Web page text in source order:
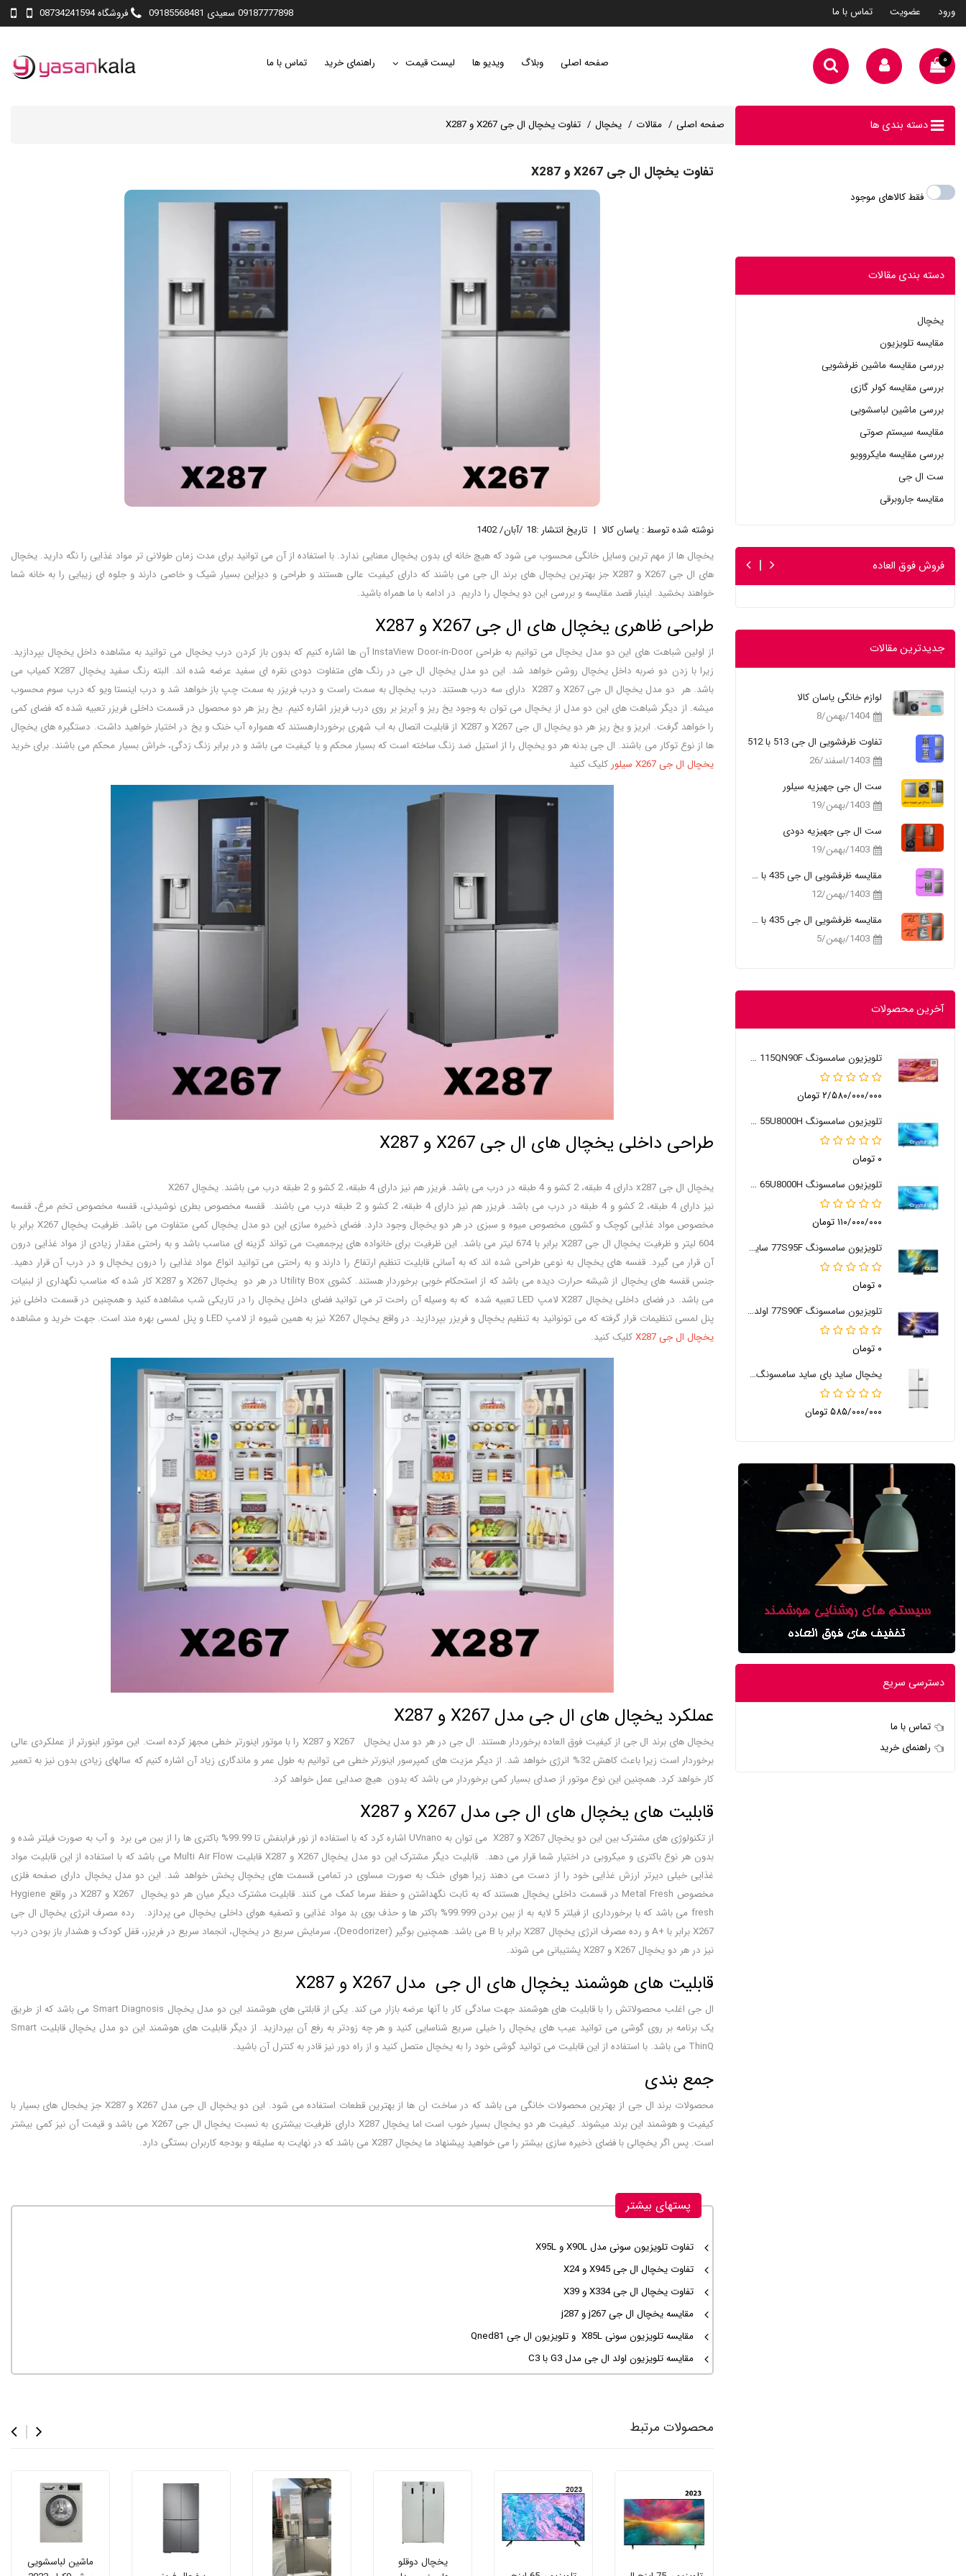
ورود عضویت تماس با ما 09187777898 سعیدی 09185568481 فروشگاه 08734241594
۰ صفحه اصلی وبلاگ ویدیو ها لیست قیمت راهنمای خرید تماس با ما
صفحه اصلی مقالات یخچال تفاوت یخچال ال جی X267 و X287
تفاوت یخچال ال جی X267 و X287
نوشته شده توسط : یاسان کالا
تاریخ انتشار :18 /آبان/ 1402
یخچال ها از مهم ترین وسایل خانگی محسوب می شود که هیچ خانه ای بدون یخچال معنایی ندارد. با استفاده از آن می توانید برای مدت زمان طولانی تر مواد غذایی را نگه دارید. یخچال
های ال جی X267 و X287 جز بهترین یخچال های برند ال جی می باشند که دارای کیفیت عالی هستند و طراحی و دیزاین بسیار شیک و خاصی دارند و جلوه ای زیبایی را به خانه شما
خواهند بخشید. اینبار قصد مقایسه و بررسی این دو یخچال را داریم. در ادامه با ما همراه باشید.
طراحی ظاهری یخچال های ال جی X267 و X287
از اولین شباهت های این دو مدل یخچال می توانیم به طراحی InstaView Door-in-Door آن ها اشاره کنیم که بدون باز کردن درب یخچال می توانید به مشاهده داخل یخچال بپردازید.
زیرا با زدن دو ضربه داخل یخچال روشن خواهد شد. این دو مدل یخچال ال جی در رنگ های متفاوت دودی نقره ای سفید عرضه شده اند. البته رنگ سفید یخچال X287 کمیاب می
باشد. هر دو مدل یخچال ال جی X267 و X287 دارای سه درب هستند. درب یخچال به سمت راست و درب فریزر به سمت چپ باز خواهد شد و درب اینستا ویو که درب سوم محسوب
میشه. از دیگر شباهت های این دو مدل از یخچال می توان به وجود یخ ریز و آبریز بر روی درب فریزر اشاره کنیم. یخ ریز هر دو محصول در قسمت داخلی فریزر تعبیه شده که فضای کمی
را خواهد گرفت. ابریز و یخ ریز هر دو یخچال ال جی X267 و X287 از قابلیت اتصال به اب شهری برخوردارهستند که همواره آب خنک و یخ در اختیار خواهید داشت. دستگیره های یخچال
ها از نوع توکار می باشند. ال جی بدنه هر دو یخچال را از استیل ضد زنگ ساخته است که بسیار محکم و با کیفیت می باشد و در برابر زنگ زدگی، خراش بسیار محکم می باشند. برای خرید
یخچال ال جی X267 سیلور
کلیک کنید
طراحی داخلی یخچال های ال جی X267 و X287
یخچال ال جی x287 دارای 4 طبقه، 2 کشو و 4 طبقه در درب می باشد. فریزر هم نیز دارای 4 طبقه، 2 کشو و 2 طبقه درب می باشند. یخچال X267
نیز دارای 4 طبقه، 2 کشو و 4 طبقه در درب می باشد. فریزر هم نیز دارای 4 طبقه، 2 کشو و 2 طبقه درب می باشند. قفسه مخصوص بطری نوشیدنی، قفسه مخصوص تخم مرغ، قفسه
مخصوص مواد غذایی کوچک و کشوی مخصوص میوه و سبزی در هر دو یخچال وجود دارد. فضای ذخیره سازی این دو مدل یخچال کمی متفاوت می باشد. ظرفیت یخچال X267 برابر با
604 لیتر و ظرفیت یخچال ال جی X287 برابر با 674 لیتر می باشد. این ظرفیت برای خانواده های پرجمعیت می تواند گزینه ای مناسب باشد و به راحتی مقدار زیادی از مواد غذایی درون
آن قرار می گیرد. قفسه های یخچال به نوعی طراحی شده اند که به آسانی قابلیت تنظیم ارتفاع را دارند و به راحتی می توانید انواع مواد غذایی را درون یخچال و در درب آن قرار دهید.
جنس قفسه های یخچال از شیشه حرارت دیده می باشد که از استحکام خوبی برخوردار هستند. کشوی Utility Box در هر دو یخچال X267 و X287 کار شده که مناسب نگهداری از لبنیات
می باشد. در فضای داخلی یخچال X287 لامپ LED تعبیه شده که به وسیله آن راحت تر می توانید فضای داخل یخچال را در تاریکی شب مشاهده کنید و همچنین در قسمت داخلی نیز
پنل لمسی تنظیمات قرار گرفته که می تونوانید به تنظیم یخچال و فریزر بپردازید. در واقع یخچال X267 نیز به همین شیوه از لامپ LED و پنل لمسی بهره مند است. جهت خرید و مشاهده
یخچال ال جی X287
کلیک کنید.
عملکرد یخچال های ال جی مدل X267 و X287
یخچال های برند ال جی از کیفیت فوق العاده برخوردار هستند. ال جی در هر دو مدل یخچال X267 و X287 را با موتور اینورتر خطی مجهز کرده است. این موتور ابنورتر از عملکردی عالی
برخوردار است زیرا باعث کاهش 32% انرژی خواهد شد. از دیگر مزیت های کمپرسور اینورتر خطی می توانیم به طول عمر و ماندگاری زیاد آن اشاره کنیم که سالهای زیادی بدون نیز به تعمیر
کار خواهد کرد. همچنین این نوع موتور از صدای بسیار کمی برخوردار می باشد که بدون هیچ صدایی عمل خواهد کرد.
قابلیت های یخچال های ال جی مدل X267 و X287
از تکنولوژی های مشترک بین این دو یخچال X267 و X287 می توان به UVnano اشاره کرد که با استفاده از نور فرابنفش تا 99.99% باکتری ها را از بین می برد و آب به صورت فیلتر شده و
بدون هر نوع باکتری و میکروبی در اختیار شما قرار می دهد. قابلیت دیگر مشترک این دو مدل یخچال X267 و X287 قابلیت Multi Air Flow می باشد که با استفاده از این قابلیت مواد
غذایی خیلی دیرتر ارزش غذایی خود را از دست می دهند زیرا هوای خنک به صورت مساوی در تمامی قسمت های یخچال پخش خواهد شد. این دو مدل یخچال دارای صفحه فلزی
مخصوص Metal Fresh در قسمت داخلی یخچال هستند که به ثابت نگهداشتن و حفظ سرما کمک می کنند. قابلیت مشترک دیگر میان هر دو یخچال X267 و X287 در واقع Hygiene
fresh می باشد که با برخورداری از فیلتر 5 لایه به از بین بردن 99.999% باکتر ها و حذف بوی بد مواد غذایی و تصفیه هوای داخلی یخچال می پردازد. رده مصرف انرژی یخچال ال جی
X267 برابر با +A و رده مصرف انرژی یخچال X287 برابر با B می باشد. همچنین بوگیر (Deodorizer)، سرمایش سریع در یخچال، انجماد سریع در فریزر، قفل کودک و هشدار باز بودن درب
نیز در هر دو یخچال X267 و X287 پشتیبانی می شوند.
قابلیت های هوشمند یخچال های ال جی مدل X267 و X287
ال جی اغلب محصولاتش را با قابلیت های هوشمند جهت سادگی کار با آنها عرضه بازار می کند. یکی از قابلتی های هوشمند این دو مدل یخچال Smart Diagnosis می باشد که از طریق
یک برنامه بر روی گوشی می توانید عیب های یخچال را خیلی سریع شناسایی کنید و هر چه زودتر به رفع آن بپردازید. از دیگر قابلیت های هوشمند این دو مدل یخچال قابلیت Smart
ThinQ می باشد. با استفاده از این قابلیت می توانید گوشی خود را به یخچال متصل کنید و از راه دور نیز قادر به کنترل آن باشید.
جمع بندی
محصولات برند ال جی از بهترین محصولات خانگی می باشد که در ساخت ان ها از بهترین قطعات استفاده می شود. این دو یخچال ال جی مدل X267 و X287 جز یخجال های بسیار با
کیفیت و هوشمند این برند میشوند. کیفیت هر دو یخچال بسیار خوب است اما یخچال X287 دارای ظرفیت بیشتری به نسبت یخچال ال جی X267 می باشد و قیمت آن نیز کمی بیشتر
است. پس اگر یخچالی با فضای ذخیره سازی بیشتر را می خواهید پیشنهاد ما یخچال X287 می باشد که در نهایت به سلیقه و بودجه کاربران بستگی دارد.
پستهای بیشتر
تفاوت تلویزیون سونی مدل X90L و X95L
تفاوت یخچال ال جی X945 و X24
تفاوت یخچال ال جی X334 و X39
مقایسه یخچال ال جی j267 و j287
مقایسه تلویزیون سونی X85L و تلویزیون ال جی Qned81
مقایسه تلویزیون اولد ال جی مدل G3 با C3
محصولات مرتبط
یخچال دوقلو
ماشین لباسشویی
دسته بندی ها
فقط کالاهای موجود
دسته بندی مقالات
یخچال
مقایسه تلویزیون
بررسی مقایسه ماشین ظرفشویی
بررسی مقایسه کولر گازی
بررسی ماشین لباسشویی
مقایسه سیستم صوتی
بررسی مقایسه مایکروویو
ست ال جی
مقایسه جاروبرقی
فروش فوق العاده
جدیدترین مقالات
لوازم خانگی یاسان کالا
1404/بهمن/8
تفاوت ظرفشویی ال جی 513 با 512
1403/اسفند/26
ست ال جی جهیزیه سیلور
1403/بهمن/19
ست ال جی جهیزیه دودی
1403/بهمن/19
مقایسه ظرفشویی ال جی 435 با 335
1403/بهمن/12
مقایسه ظرفشویی ال جی 435 با 325
1403/بهمن/5
آخرین محصولات
تلویزیون سامسونگ 115QN90F سایز 115 اینچ
۲/۵۸۰/۰۰۰/۰۰۰ تومان
تلویزیون سامسونگ 55U8000H سایز 55 اینچ 2026
۰ تومان
تلویزیون سامسونگ 65U8000H سایز 65 اینچ 2026
۱۱۰/۰۰۰/۰۰۰ تومان
تلویزیون سامسونگ 77S95F سایز 77 اینچ
۰ تومان
تلویزیون سامسونگ 77S90F اولد 77 اینچ
۰ تومان
یخچال ساید بای ساید سامسونگ RM90
۵۸۵/۰۰۰/۰۰۰ تومان
دسترسی سریع
تماس با ما
راهنمای خرید